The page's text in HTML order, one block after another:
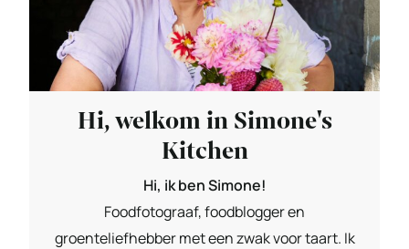
Hi, welkom in Simone's
Kitchen
Hi, ik ben Simone!
Foodfotograaf, foodblogger en
groenteliefhebber met een zwak voor taart. Ik